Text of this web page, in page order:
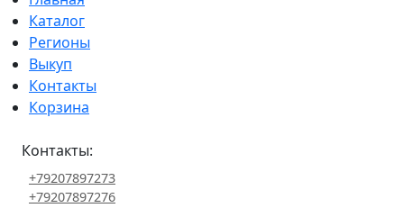
Каталог
Регионы
Выкуп
Контакты
Корзина
Контакты:
+79207897273
+79207897276